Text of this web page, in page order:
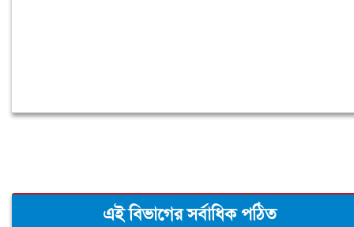
এই বিভাগের সর্বাধিক পঠিত